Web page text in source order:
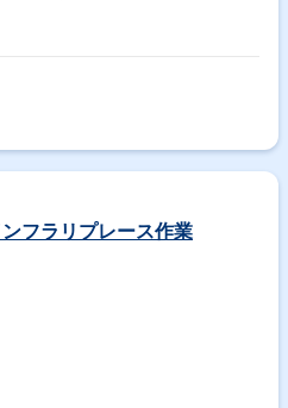
ンフラリプレース作業